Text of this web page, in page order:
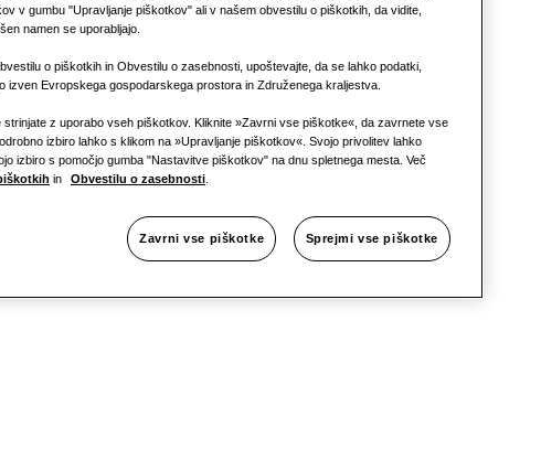
rešitev za
v gumbu "Upravljanje piškotkov" ali v našem obvestilu o piškotkih, da vidite,
namen se uporabljajo.
o piškotkih in Obvestilu o zasebnosti, upoštevajte, da se lahko podatki,
izven Evropskega gospodarskega prostora in Združenega kraljestva.
z uporabo vseh piškotkov. Kliknite »Zavrni vse piškotke«, da zavrnete vse
izbiro lahko s klikom na »Upravljanje piškotkov«. Svojo privolitev lahko
izbiro s pomočjo gumba "Nastavitve piškotkov" na dnu spletnega mesta. Več
in Obvestilu o zasebnosti
Zavrni vse piškotke Sprejmi vse piškotke